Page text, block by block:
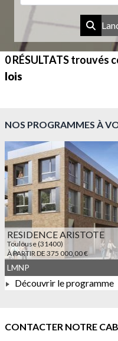
0 RÉSULTATStrouvés
lois
NOS PROGRAMMES À
RESIDENCE ARISTOTE
Toulouse (31400)
À PARTIR DE 375 000,00 €
À PARTIR DE 375
LMNP
Découvrir le programme
CONTACTER NOTRE